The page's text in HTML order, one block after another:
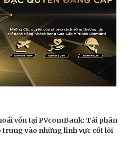
vốn tại PVcomBank: Tái phân
trung vào những lĩnh vực cốt lõi